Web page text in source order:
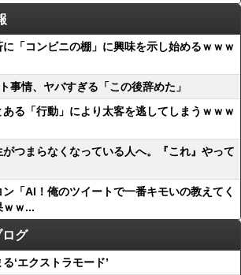
に「コンビニの棚」に興味を示し始めるｗｗｗ
事情、ヤバすぎる「この後辞めた」
ある「行動」により太客を逃してしまうｗｗｗ
がつまらなくなっている人へ。『これ』やって
ン「AI！俺のツイートで一番キモいの教えてく
ｗ...
グ
‘エクストラモード’